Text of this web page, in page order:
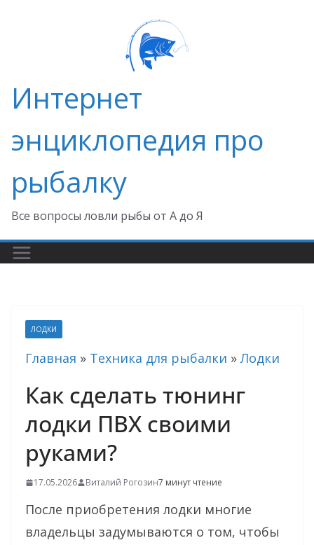
Интернет
энциклопедия про
рыбалку
Все вопросы ловли рыбы от А до Я
ЛОДКИ
Главная » Техника для рыбалки »Лодки
Как сделать тюнинг
лодки ПВХ своими
руками?
17.05.2026 Виталий Рогозин7 минут чтение
После приобретения лодки многие
владельцы задумываются о том, чтобы